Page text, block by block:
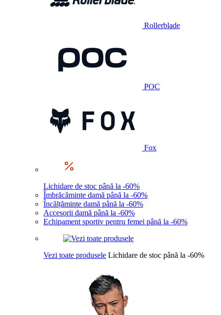
Rollerblade
POC
Fox
Lichidare de stoc până la -60%
Îmbrăcăminte damă până la -60%
Încălțăminte damă până la -60%
Accesorii damă până la -60%
Echipament sportiv pentru femei până la -60%
Vezi toate produsele Lichidare de stoc până la -60%